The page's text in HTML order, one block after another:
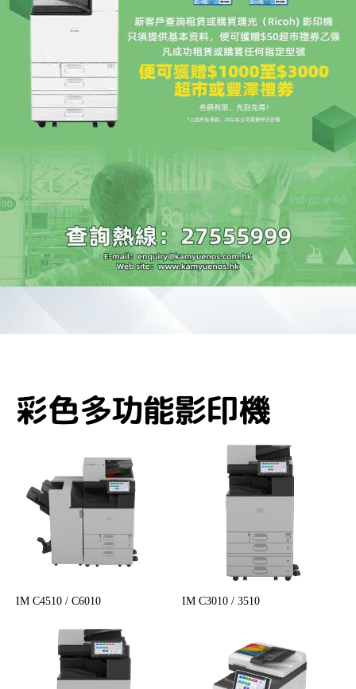
彩色多功能影印機
IM C4510 / C6010 IM C3010 / 3510